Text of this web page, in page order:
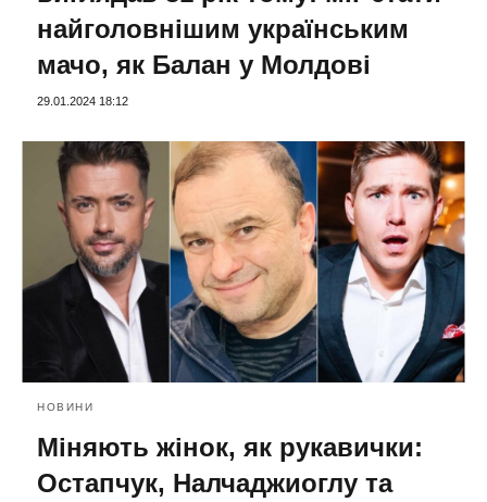
найголовнішим українським
мачо, як Балан у Молдові
29.01.2024 18:12
НОВИНИ
Міняють жінок, як рукавички:
Остапчук, Налчаджиоглу та